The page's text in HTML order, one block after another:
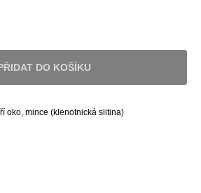
DO KOŠÍKU
oko, mince (klenotnická slitina)